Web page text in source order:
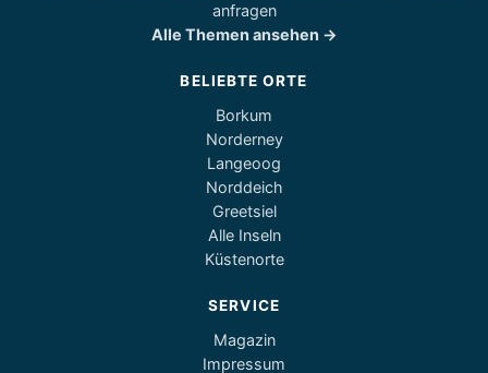
anfragen
Alle Themen ansehen →
BELIEBTE ORTE
Borkum
Norderney
Langeoog
Norddeich
Greetsiel
Alle Inseln
Küstenorte
SERVICE
Magazin
Impressum